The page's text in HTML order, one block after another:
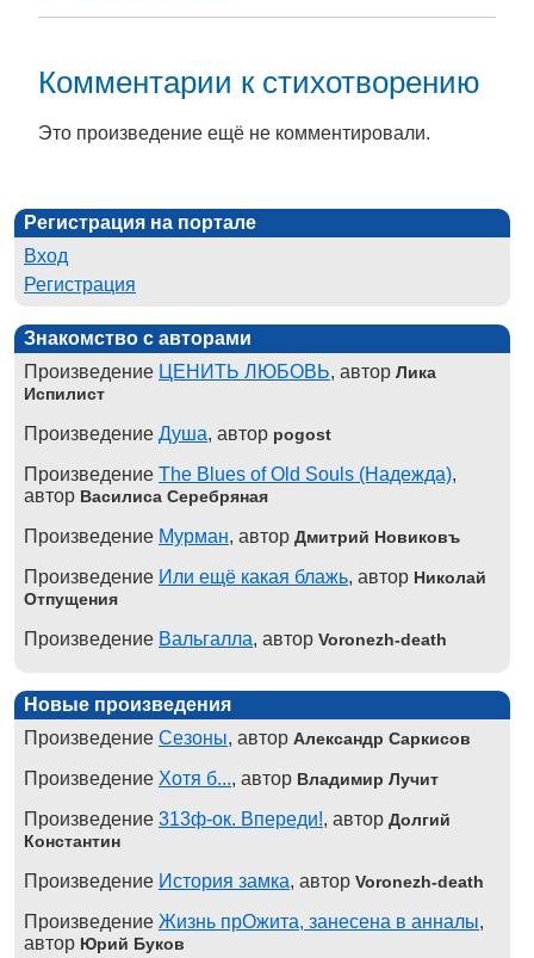
Комментарии к стихотворению
Это произведение ещё не комментировали.
Регистрация на портале
Вход
Регистрация
Знакомство с авторами
Произведение ЦЕНИТЬ ЛЮБОВЬ, автор Лика
Испилист
Произведение Душа, автор pogost
Произведение The Blues of Old Souls (Надежда),
автор Василиса Серебряная
Произведение Мурман, автор Дмитрий Новиковъ
Произведение Или ещё какая блажь, автор Николай
Отпущения
Произведение Вальгалла, автор Voronezh-death
Новые произведения
Произведение Сезоны, автор Александр Саркисов
Произведение Хотя б..., автор Владимир Лучит
Произведение 313ф-ок. Впереди!, автор Долгий
Константин
Произведение История замка, автор Voronezh-death
Произведение Жизнь прОжита, занесена в анналы,
автор Юрий Буков